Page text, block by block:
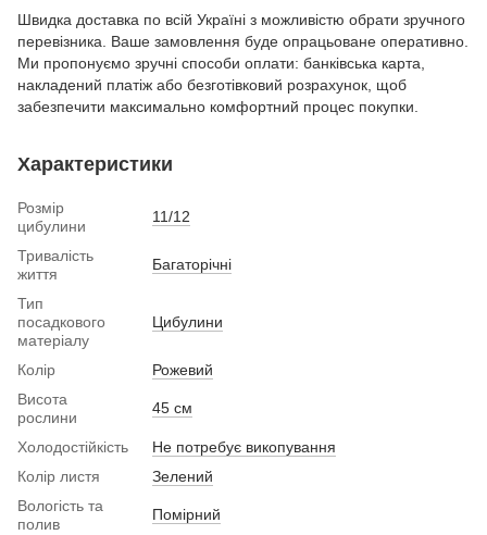
Швидка доставка по всій Україні з можливістю обрати зручного
перевізника. Ваше замовлення буде опрацьоване оперативно.
Ми пропонуємо зручні способи оплати: банківська карта,
накладений платіж або безготівковий розрахунок, щоб
забезпечити максимально комфортний процес покупки.
Характеристики
Розмір
цибулини
11/12
Тривалість
життя
Багаторічні
Тип
посадкового
матеріалу
Цибулини
Колір
Рожевий
Висота
рослини
45 см
Холодостійкість
Не потребує викопування
Колір листя
Зелений
Вологість та
полив
Помірний